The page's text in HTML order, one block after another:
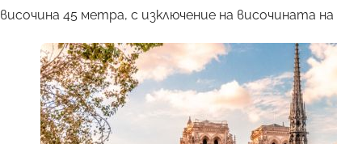
височина 45 метра, с изключение на височината